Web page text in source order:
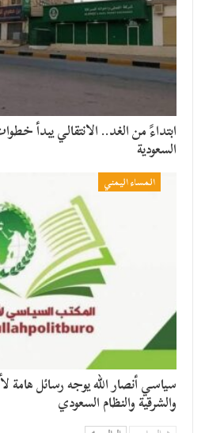
​ابتداءً من الغد.. الانتقالي يبدأ
السعودية
المساء اليمني
سياسي أنصار الله يوجه رسائل هامة
والشرقية والنظام السعودي